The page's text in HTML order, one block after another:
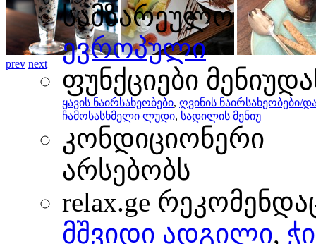
prev next
სამზარეულო
ევროპული
ფუნქციები
ყავის ნაირსახეობები, ღვინის ნაირსახეობები/
ჩამოსასხმელი ლუდი, სადილის მენიუ
კონდიციონერი
არსებობს
relax.ge
მშვიდი ადგილი,